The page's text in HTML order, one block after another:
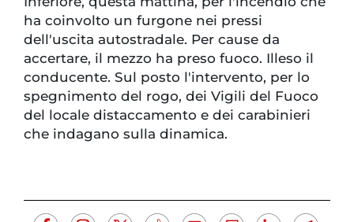
ha coinvolto un furgone nei pressi
dell'uscita autostradale. Per cause da
accertare, il mezzo ha preso fuoco. Illeso il
conducente. Sul posto l'intervento, per lo
spegnimento del rogo, dei Vigili del Fuoco
del locale distaccamento e dei carabinieri
che indagano sulla dinamica.